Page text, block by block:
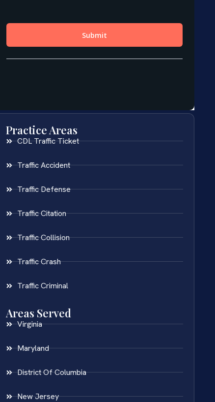
Practice Areas
CDL Traffic Ticket
Traffic Accident
Traffic Defense
Traffic Citation
Traffic Collision
Traffic Crash
Traffic Criminal
Areas Served
Virginia
Maryland
District Of Columbia
New Jersey